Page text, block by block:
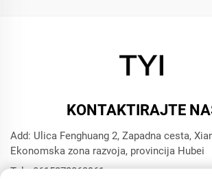
KONTAKTIRAJTE
Add: Ulica Fenghuang 2, Zapadna cesta,
Ekonomska zona razvoja, provincija Hubei
Tel:+8615272063961